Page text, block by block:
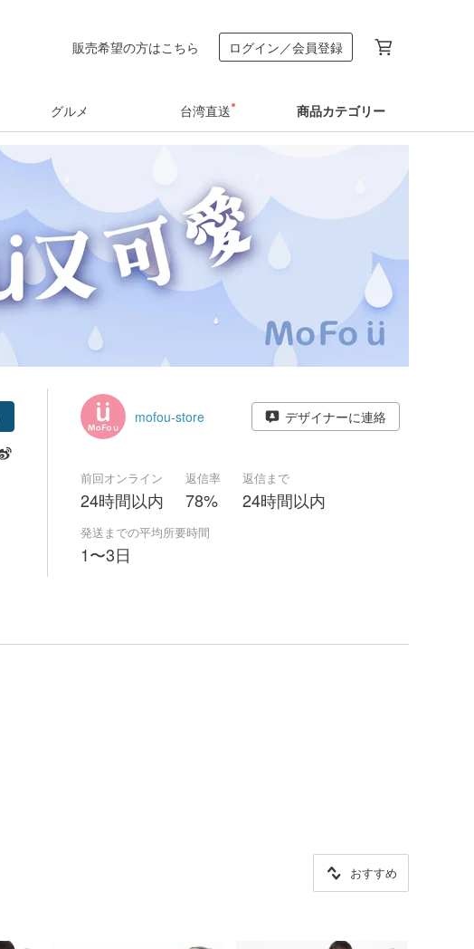
販売希望の方はこちら ログイン／会員登録
グルメ 台湾直送 商品カテゴリー
mofou-store デザイナーに連絡
前回オンライン
24時間以内
返信率
78%
返信まで
24時間以内
発送までの平均所要時間
1〜3日
おすすめ